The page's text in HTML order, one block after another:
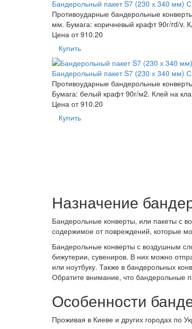
Бандерольный пакет S7 (230 х 340 мм)
Противоударные бандерольные
мм. Бумага: коричневый крафт 90г/rd/v.
Цена от910.20
Купить
Бандерольный пакет S7 (230 х 340 мм)
Противоударные бандерольные
Бумага: белый крафт 90г/м2. Клей на
Цена от910.20
Купить
Назначение
Бандерольные конверты, или пакеты с
содержимое от повреждений, которые
Бандерольные конверты с воздушным
бижутерии, сувениров. В них можно
или ноутбуку. Также в бандерольных
Обратите внимание, что бандерольные
Особенности
Проживая в Киеве и других городах по